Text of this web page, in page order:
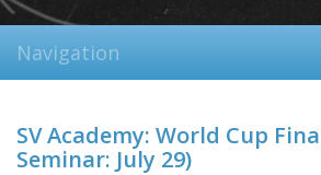
Navigation
SV Academy: World Cup
Seminar: July 29)